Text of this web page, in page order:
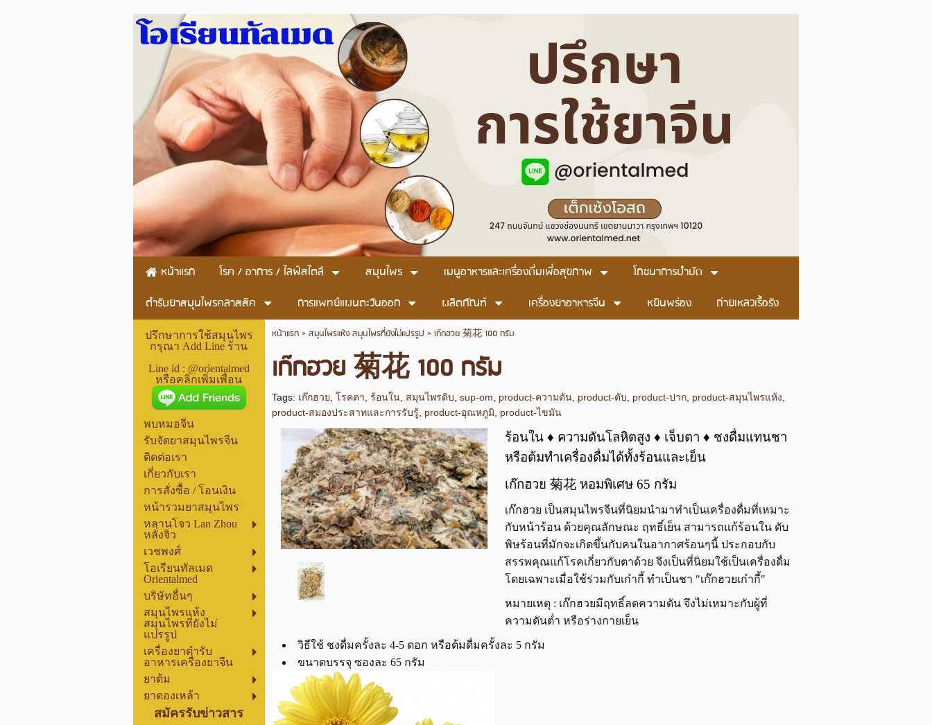
โอเรียนทัลเมด
หน้าแรก โรค / อาการ / ไลฟ์สไตล์ สมุนไพร เมนูอาหารและเครื่องดื่มเพื่อสุขภาพ
โภชนาการบำบัด
ตำรับยาสมุนไพรคลาสสิค
การแพทย์แผนตะวันออก ผลิตภัณฑ์ เครื่องยาอาหารจีน หยินพร่อง ถ่ายเหลวเรื้อรัง
ปรึกษาการใช้สมุนไพร
กรุณา Add Line ร้าน
Line id : @orientalmed
หรือคลิกเพิ่มเพื่อน
พบหมอจีน
รับจัดยาสมุนไพรจีน
ติดต่อเรา
เกี่ยวกับเรา
การสั่งซื้อ / โอนเงิน
หน้ารวมยาสมุนไพร
หลานโจว Lan Zhou
หลั่งจิว
เวชพงศ์
โอเรียนทัลเมด
Orientalmed
บริษัทอื่นๆ
สมุนไพรแห้ง
สมุนไพรที่ยังไม่
แปรรูป
เครื่องยาตำรับ
อาหารเครื่องยาจีน
ยาต้ม
ยาดองเหล้า
สมัครรับข่าวสาร
หน้าแรก> สมุนไพรแห้ง สมุนไพรที่ยังไม่แปรรูป > เก๊กฮวย 菊花 100 กรัม
เก๊กฮวย 菊花 100 กรัม
Tags: เก๊กฮวย ,โรคตา ,ร้อนใน สมุนไพรดิบ ,sup-om product-ความดัน product-ตับ product-ปาก product-สมุนไพรแห้ง
product-สมองประสาทและการรับรู้
product-อุณหภูมิ product-ไขมัน
ร้อนใน ♦ ความดันโลหิตสูง ♦ เจ็บตา ♦ ชงดื่มแทนชา
หรือต้มทำเครื่องดื่มได้ทั้งร้อนและเย็น
เก๊กฮวย 菊花 หอมพิเศษ 65 กรัม
เก๊กฮวย เป็นสมุนไพรจีนที่นิยมนำมาทำเป็นเครื่องดื่มที่เหมาะ
กับหน้าร้อน ด้วยคุณลักษณะ ฤทธิ์เย็น สามารถแก้ร้อนใน ดับ
พิษร้อนที่มักจะเกิดขึ้นกับคนในอากาศร้อนๆนี้ ประกอบกับ
สรรพคุณแก้โรคเกี่ยวกับตาด้วย จึงเป็นที่นิยมใช้เป็นเครื่องดื่ม
โดยเฉพาะเมื่อใช้ร่วมกับเก๋ากี้ ทำเป็นชา "เก๊กฮวยเก๋ากี้"
หมายเหตุ : เก๊กฮวยมีฤทธิ์ลดความดัน จึงไม่เหมาะกับผู้ที่
ความดันต่ำ หรือร่างกายเย็น
วิธีใช้ ชงดื่มครั้งละ 4-5 ดอก หรือต้มดื่มครั้งละ 5 กรัม
ขนาดบรรจุ ซองละ 65 กรัม